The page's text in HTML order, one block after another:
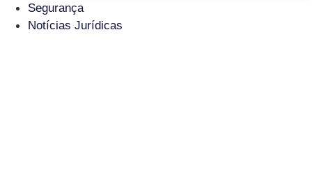
Segurança
Notícias Jurídicas